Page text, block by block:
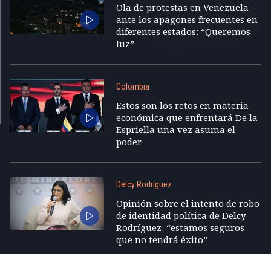
Ola de protestas en Venezuela
ante los apagones frecuentes en
diferentes estados: “Queremos
luz”
Colombia
Estos son los retos en materia
económica que enfrentará De la
Espriella una vez asuma el
poder
Delcy Rodríguez
Opinión sobre el intento de robo
de identidad política de Delcy
Rodríguez: “estamos seguros
que no tendrá éxito”